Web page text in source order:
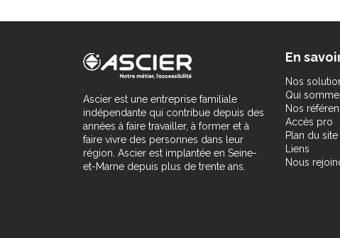
Ascier est une entreprise familiale
indépendante qui contribue depuis des
années à faire travailler, à former et à
faire vivre des personnes dans leur
région. Ascier est implantée en Seine-
et-Marne depuis plus de trente ans.
En
Nos
Qui
Nos
Accès pro
Plan du site
Liens
Nous